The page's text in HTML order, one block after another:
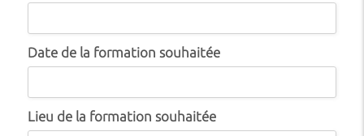
Date de la formation souhaitée
Lieu de la formation souhaitée